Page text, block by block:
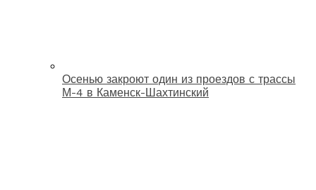
Осенью закроют один из проездов с трассы
М-4 в Каменск-Шахтинский